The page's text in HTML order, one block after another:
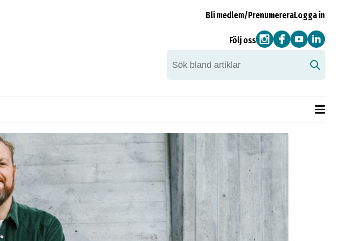
Bli medlem/PrenumereraLogga in
Följ oss